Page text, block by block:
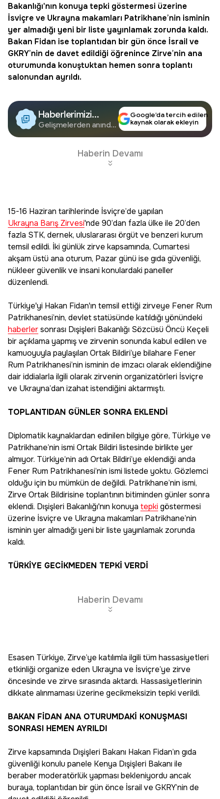
Bakanlığı'nın konuya tepki göstermesi üzerine
İsviçre ve Ukrayna makamları Patrikhane’nin isminin
yer almadığı yeni bir liste yayınlamak zorunda kaldı.
Bakan Fidan ise toplantıdan bir gün önce İsrail ve
GKRY’nin de davet edildiği öğrenince Zirve’nin ana
oturumunda konuştuktan hemen sonra toplantı
salonundan ayrıldı.
Haberlerimizi
Google'da Takip
Edin
Gelişmelerden anında
Google’da tercih edilen
kaynak olarak ekleyin
Haberin Devamı
15-16 Haziran tarihlerinde İsviçre’de yapılan
Ukrayna Barış Zirvesi'nde 90’dan fazla ülke ile 20’den
fazla STK, dernek, uluslararası örgüt ve benzeri kurum
temsil edildi. İki günlük zirve kapsamında, Cumartesi
akşam üstü ana oturum, Pazar günü ise gıda güvenliği,
nükleer güvenlik ve insani konulardaki paneller
düzenlendi.
Türkiye'yi Hakan Fidan'ın temsil ettiği zirveye Fener Rum
Patrikhanesi’nin, devlet statüsünde katıldığı yönündeki
haberlersonrası Dışişleri Bakanlığı Sözcüsü Öncü Keçeli
bir açıklama yapmış ve zirvenin sonunda kabul edilen ve
kamuoyuyla paylaşılan Ortak Bildiri’ye bilahare Fener
Rum Patrikhanesi’nin isminin de imzacı olarak eklendiğine
dair iddialarla ilgili olarak zirvenin organizatörleri İsviçre
ve Ukrayna’dan izahat istendiğini aktarmıştı.
TOPLANTIDAN GÜNLER SONRA EKLENDİ
Diplomatik kaynaklardan edinilen bilgiye göre, Türkiye ve
Patrikhane’nin ismi Ortak Bildiri listesinde birlikte yer
almıyor. Türkiye’nin adı Ortak Bildiri’ye eklendiği anda
Fener Rum Patrikhanesi’nin ismi listede yoktu. Gözlemci
olduğu için bu mümkün de değildi. Patrikhane’nin ismi,
Zirve Ortak Bildirisine toplantının bitiminden günler sonra
eklendi. Dışişleri Bakanlığı'nın konuya tepkigöstermesi
üzerine İsviçre ve Ukrayna makamları Patrikhane’nin
isminin yer almadığı yeni bir liste yayınlamak zorunda
kaldı.
TÜRKİYE GECİKMEDEN TEPKİ VERDİ
Haberin Devamı
Esasen Türkiye, Zirve’ye katılımla ilgili tüm hassasiyetleri
etkinliği organize eden Ukrayna ve İsviçre’ye zirve
öncesinde ve zirve sırasında aktardı. Hassasiyetlerinin
dikkate alınmaması üzerine gecikmeksizin tepki verildi.
BAKAN FİDAN ANA OTURUMDAKİ KONUŞMASI
SONRASI HEMEN AYRILDI
Zirve kapsamında Dışişleri Bakanı Hakan Fidan’ın gıda
güvenliği konulu panele Kenya Dışişleri Bakanı ile
beraber moderatörlük yapması bekleniyordu ancak
buraya, toplantıdan bir gün önce İsrail ve GKRY’nin de